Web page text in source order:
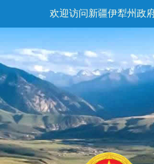
欢迎访问新疆伊犁州政